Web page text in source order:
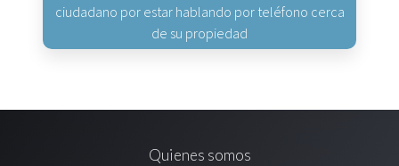
ciudadano por estar hablando por teléfono cerca
de su propiedad
Quienes somos